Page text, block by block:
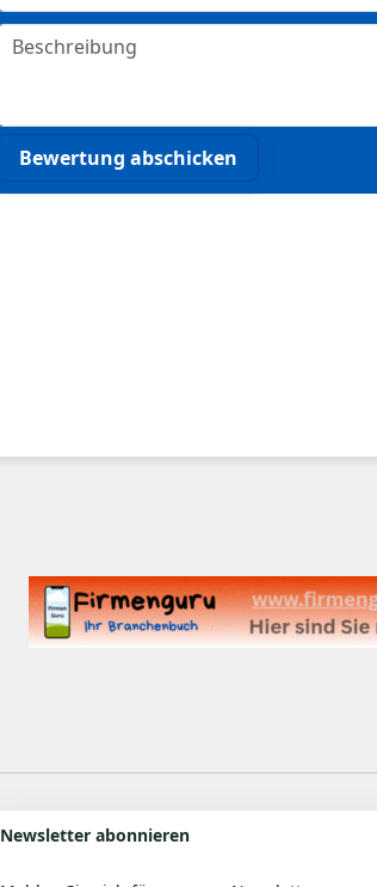
Bewertung abschicken
Newsletter abonnieren